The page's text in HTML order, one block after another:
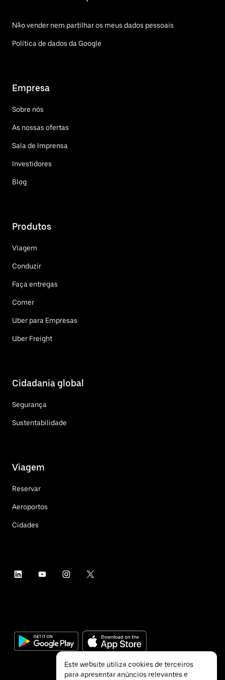
Não vender nem partilhar os meus dados pessoais
Política de dados da Google
Empresa
Sobre nós
As nossas ofertas
Sala de Imprensa
Investidores
Blog
Produtos
Viagem
Conduzir
Faça entregas
Comer
Uber para Empresas
Uber Freight
Cidadania global
Segurança
Sustentabilidade
Viagem
Reservar
Aeroportos
Cidades
Este website utiliza cookies de terceiros
para apresentar anúncios relevantes e